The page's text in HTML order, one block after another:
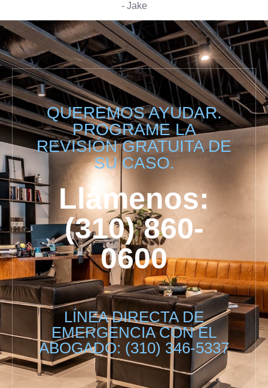
- Jake
QUEREMOS AYUDAR.
PROGRAME LA
REVISIÓN GRATUITA DE
SU CASO.
Llámenos:
(310) 860-
0600
LÍNEA DIRECTA DE
EMERGENCIA CON EL
ABOGADO: (310) 346-5337